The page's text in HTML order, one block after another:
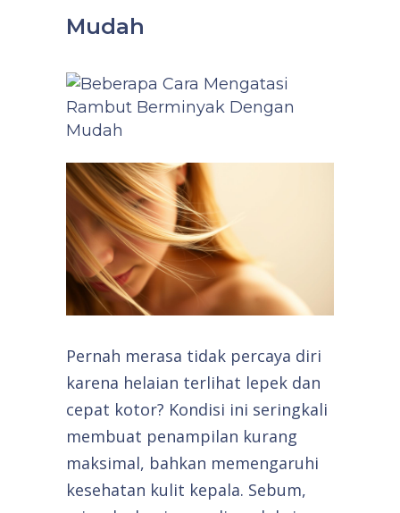
Mudah
Pernah merasa tidak percaya diri
karena helaian terlihat lepek dan
cepat kotor? Kondisi ini seringkali
membuat penampilan kurang
maksimal, bahkan memengaruhi
kesehatan kulit kepala. Sebum,